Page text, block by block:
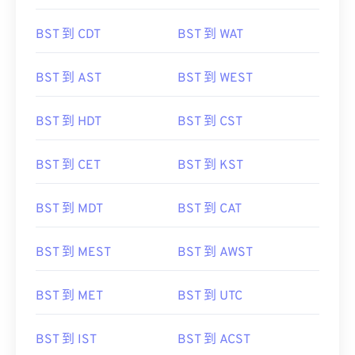
BST 到 CDT BST 到 WAT
BST 到 AST BST 到 WEST
BST 到 HDT BST 到 CST
BST 到 CET BST 到 KST
BST 到 MDT BST 到 CAT
BST 到 MEST BST 到 AWST
BST 到 MET BST 到 UTC
BST 到 IST BST 到 ACST